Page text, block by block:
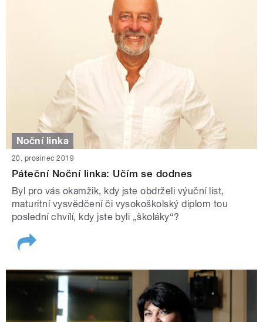
Noční linka
20. prosinec 2019
Páteční Noční linka: Učím se dodnes
Byl pro vás okamžik, kdy jste obdrželi výuční list,
maturitní vysvědčení či vysokoškolský diplom tou
poslední chvílí, kdy jste byli „školáky“?